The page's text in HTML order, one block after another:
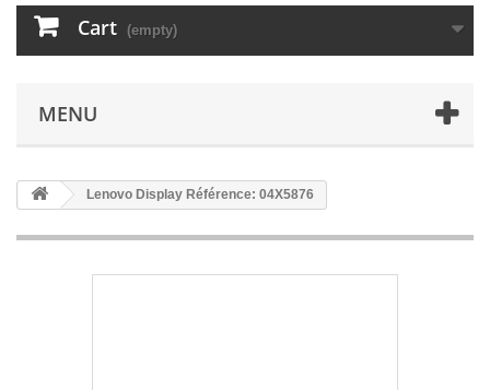
Cart (empty)
MENU
Lenovo Display Référence: 04X5876